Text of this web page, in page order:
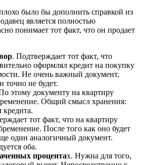
было бы дополнить справкой из
является полностью
понимает тот факт, что он продает
. Подтверждает тот факт, что
оформлял кредит на покупку
Не очень важный документ,
не будет.
этому документу на квартиру
Общий смысл хранения:
кредита.
тот факт, что на квартиру
После того как оно будет
один аналогичный документ.
оба.
процентах. Нужна для того,